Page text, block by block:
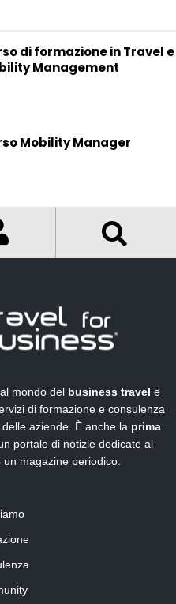
di formazione in Travel e
Management
Mobility Manager
mondo del business travel e
di formazione e consulenza
aziende. È anche la prima
portale di notizie dedicate al
magazine periodico.